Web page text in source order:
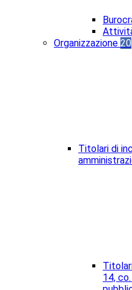
Organizzazione 20
Titolari di
14,